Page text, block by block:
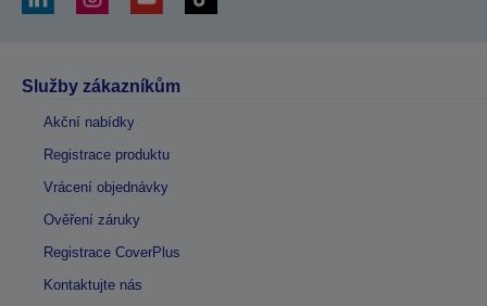
Služby zákazníkům
Akční nabídky
Registrace produktu
Vrácení objednávky
Ověření záruky
Registrace CoverPlus
Kontaktujte nás